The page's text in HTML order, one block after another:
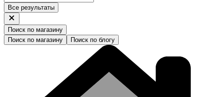
Все результаты
Поиск по магазину
Поиск по магазину
Поиск по блогу